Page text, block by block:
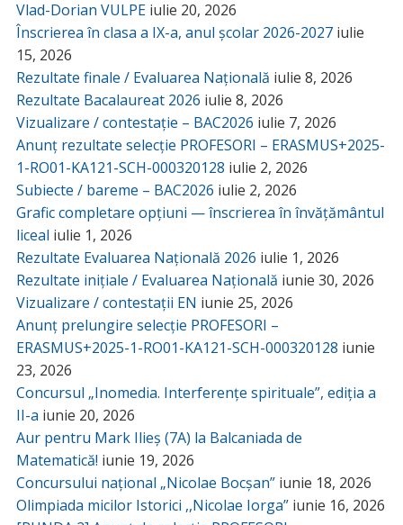
Vlad-Dorian VULPE iulie 20, 2026
Înscrierea în clasa a IX-a, anul școlar 2026-2027 iulie
15, 2026
Rezultate finale / Evaluarea Națională iulie 8, 2026
Rezultate Bacalaureat 2026 iulie 8, 2026
Vizualizare / contestație – BAC2026 iulie 7, 2026
Anunț rezultate selecție PROFESORI – ERASMUS+2025-
1-RO01-KA121-SCH-000320128 iulie 2, 2026
Subiecte / bareme – BAC2026 iulie 2, 2026
Grafic completare opțiuni — înscrierea în învățământul
liceal iulie 1, 2026
Rezultate Evaluarea Națională 2026 iulie 1, 2026
Rezultate inițiale / Evaluarea Națională iunie 30, 2026
Vizualizare / contestații EN iunie 25, 2026
Anunț prelungire selecție PROFESORI –
ERASMUS+2025-1-RO01-KA121-SCH-000320128 iunie
23, 2026
Concursul „Inomedia. Interferențe spirituale”, ediția a
II-a iunie 20, 2026
Aur pentru Mark Ilieș (7A) la Balcaniada de
Matematică! iunie 19, 2026
Concursului național „Nicolae Bocșan” iunie 18, 2026
Olimpiada micilor Istorici ,,Nicolae Iorga” iunie 16, 2026